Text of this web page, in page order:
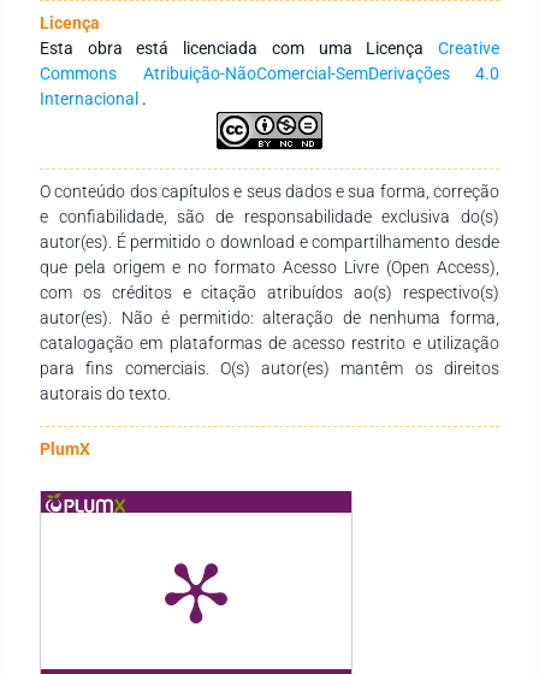
questionários aplicados com os docentes e observação do
entorno da escola. A partir dos resultados constatamos o
entorno escolar não é o único fator que influência nos
processos de aprendizagem, pois a escolha de um
planejamento adequado e uma intervenção adequada
possibilita uma maior humanização do ambiente escolar,
principalmente para a formação de cidadãos mais
participativos.
Licença
Esta obra está licenciada com uma Licença Creative
Commons Atribuição-NãoComercial-SemDerivações 4.0
Internacional .
O conteúdo dos capítulos e seus dados e sua forma, correção
e confiabilidade, são de responsabilidade exclusiva do(s)
autor(es). É permitido o download e compartilhamento desde
que pela origem e no formato Acesso Livre (Open Access),
com os créditos e citação atribuídos ao(s) respectivo(s)
autor(es). Não é permitido: alteração de nenhuma forma,
catalogação em plataformas de acesso restrito e utilização
para fins comerciais. O(s) autor(es) mantêm os direitos
autorais do texto.
PlumX